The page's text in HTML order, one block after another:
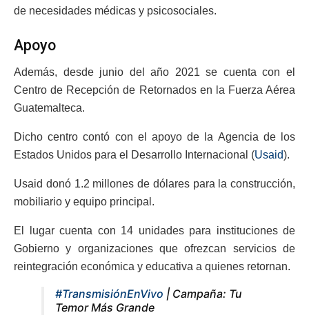
de necesidades médicas y psicosociales.
Apoyo
Además, desde junio del año 2021 se cuenta con el
Centro de Recepción de Retornados en la Fuerza Aérea
Guatemalteca.
Dicho centro contó con el apoyo de la Agencia de los
Estados Unidos para el Desarrollo Internacional (Usaid).
Usaid donó 1.2 millones de dólares para la construcción,
mobiliario y equipo principal.
El lugar cuenta con 14 unidades para instituciones de
Gobierno y organizaciones que ofrezcan servicios de
reintegración económica y educativa a quienes retornan.
#TransmisiónEnVivo | Campaña: Tu
Temor Más Grande